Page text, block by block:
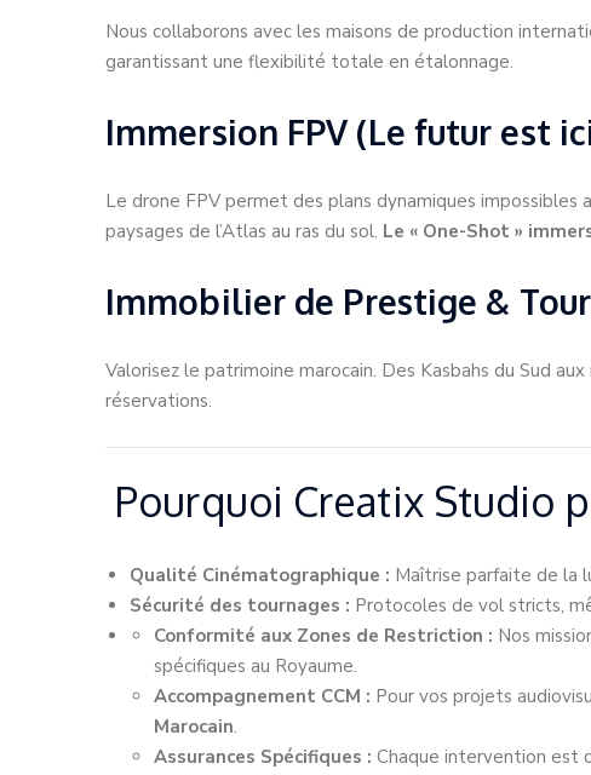
Nous collaborons avec les maisons de production
garantissant une flexibilité totale en étalonnage.
Immersion FPV (Le futur est
Le drone FPV permet des plans dynamiques
paysages de l’Atlas au ras du sol. Le « One-Shot »
Immobilier de Prestige &
Valorisez le patrimoine marocain. Des Kasbahs du Sud
réservations.
Pourquoi Creatix Studio
Qualité Cinématographique : Maîtrise parfaite de la
Sécurité des tournages : Protocoles de vol stricts,
Conformité aux Zones de Restriction : Nos
spécifiques au Royaume.
Accompagnement CCM : Pour vos projets
Marocain.
Assurances Spécifiques : Chaque intervention est